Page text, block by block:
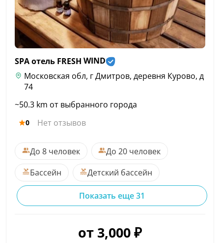
SPA отель FRESH WIND
Московская обл, г Дмитров, деревня Курово, д
74
~50.3 km от выбранного города
0 Нет отзывов
До 8 человек
До 20 человек
Бассейн
Детский бассейн
Показать еще 31
от 3,000 ₽